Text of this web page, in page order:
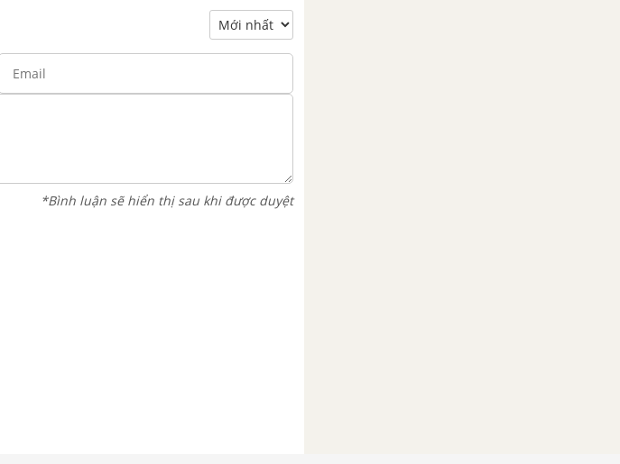
*Bình luận sẽ hiển thị sau khi được duyệt